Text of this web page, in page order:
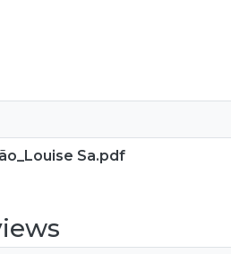
Sa.pdf